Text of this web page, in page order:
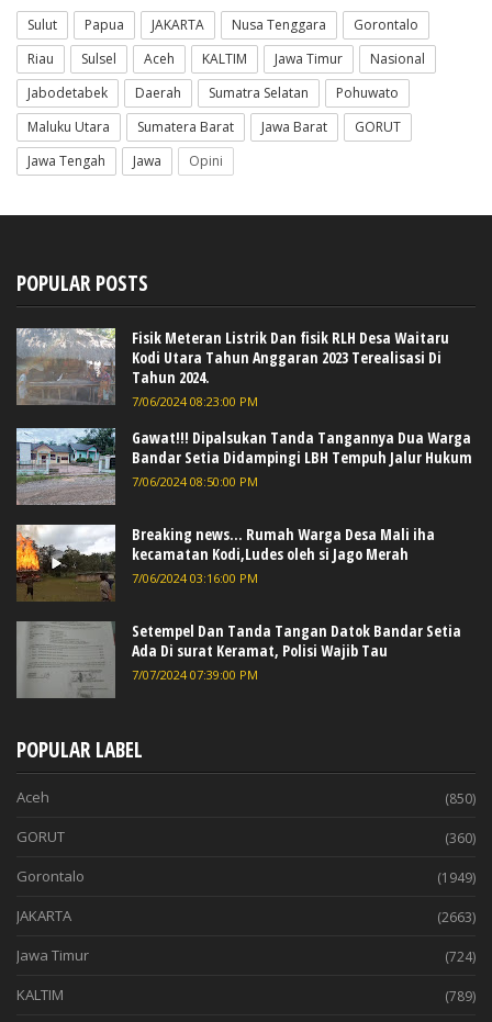
Sulut Papua JAKARTA Nusa Tenggara
Gorontalo
Riau
Sulsel Aceh KALTIM Jawa Timur
Nasional
Jabodetabek
Daerah Sumatra Selatan
Pohuwato
Maluku Utara
Sumatera Barat Jawa Barat
GORUT
Jawa Tengah
Jawa Opini
POPULAR POSTS
Fisik Meteran Listrik Dan fisik RLH Desa Waitaru
Kodi Utara Tahun Anggaran 2023 Terealisasi Di
Tahun 2024.
7/06/2024 08:23:00 PM
Gawat!!! Dipalsukan Tanda Tangannya Dua Warga
Bandar Setia Didampingi LBH Tempuh Jalur Hukum
7/06/2024 08:50:00 PM
Breaking news... Rumah Warga Desa Mali iha
kecamatan Kodi,Ludes oleh si Jago Merah
7/06/2024 03:16:00 PM
Setempel Dan Tanda Tangan Datok Bandar Setia
Ada Di surat Keramat, Polisi Wajib Tau
7/07/2024 07:39:00 PM
POPULAR LABEL
Aceh (850)
GORUT (360)
Gorontalo (1949)
JAKARTA (2663)
Jawa Timur (724)
KALTIM (789)